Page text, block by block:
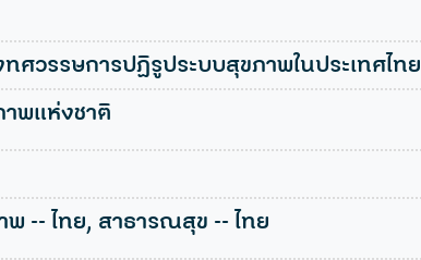
ศวรรษการปฏิรูประบบสุขภาพในประเทศไทย
พแห่งชาติ
-- ไทย, สาธารณสุข -- ไทย